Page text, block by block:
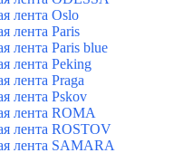
лента Oslo
лента Paris
лента Paris blue
лента Peking
лента Praga
лента Pskov
лента ROMA
лента ROSTOV
лента SAMARA